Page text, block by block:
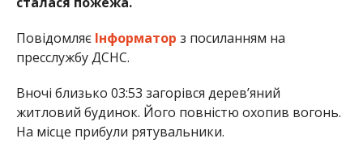
Повідомляє Інформатор з посиланням на
пресслужбу ДСНС.
Вночі близько 03:53 загорівся дерев’яний
житловий будинок. Його повністю охопив вогонь.
На місце прибули рятувальники.